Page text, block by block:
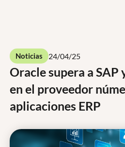
Noticias 24/04/25
Oracle supera a SAP
en el proveedor
aplicaciones ERP